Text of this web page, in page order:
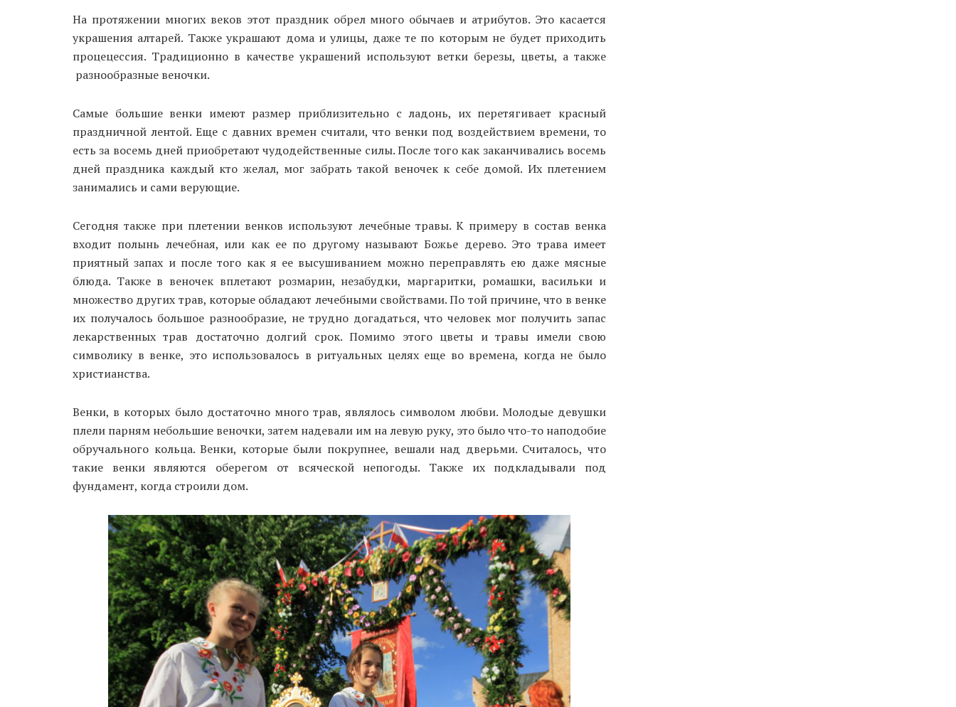
На протяжении многих веков этот праздник обрел много обычаев и атрибутов. Это касается
украшения алтарей. Также украшают дома и улицы, даже те по которым не будет приходить
процецессия. Традиционно в качестве украшений используют ветки березы, цветы, а также
разнообразные веночки.
Самые большие венки имеют размер приблизительно с ладонь, их перетягивает красный
праздничной лентой. Еще с давних времен считали, что венки под воздействием времени, то
есть за восемь дней приобретают чудодейственные силы. После того как заканчивались восемь
дней праздника каждый кто желал, мог забрать такой веночек к себе домой. Их плетением
занимались и сами верующие.
Сегодня также при плетении венков используют лечебные травы. К примеру в состав венка
входит полынь лечебная, или как ее по другому называют Божье дерево. Это трава имеет
приятный запах и после того как я ее высушиванием можно переправлять ею даже мясные
блюда. Также в веночек вплетают розмарин, незабудки, маргаритки, ромашки, васильки и
множество других трав, которые обладают лечебными свойствами. По той причине, что в венке
их получалось большое разнообразие, не трудно догадаться, что человек мог получить запас
лекарственных трав достаточно долгий срок. Помимо этого цветы и травы имели свою
символику в венке, это использовалось в ритуальных целях еще во времена, когда не было
христианства.
Венки, в которых было достаточно много трав, являлось символом любви. Молодые девушки
плели парням небольшие веночки, затем надевали им на левую руку, это было что-то наподобие
обручального кольца. Венки, которые были покрупнее, вешали над дверьми. Считалось, что
такие венки являются оберегом от всяческой непогоды. Также их подкладывали под
фундамент, когда строили дом.